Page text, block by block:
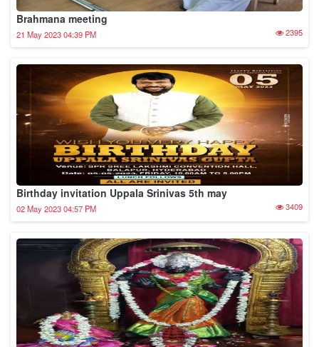
Vasavi Matha Jayanthi news
30 April 2023 07:46 AM 3229
Vasavi Matha Jayanthi
30 April 2023 07:34 AM 1967